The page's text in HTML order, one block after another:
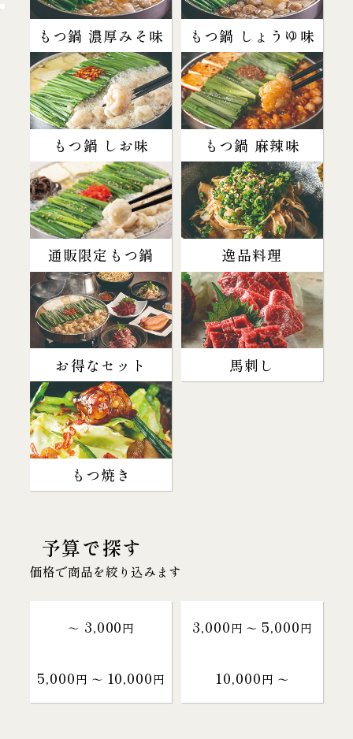
もつ鍋 濃厚みそ味 もつ鍋 しょうゆ味
もつ鍋 しお味 もつ鍋 麻辣味
通販限定もつ鍋 逸品料理
お得なセット 馬刺し
もつ焼き
予算で探す
価格で商品を絞り込みます
～ 3,000円 3,000円 〜 5,000円
5,000円 〜 10,000円 10,000円 〜